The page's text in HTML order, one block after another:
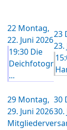
22 Montag,
22. Juni 2026
19:30 Die
Deichfotogr
...
23
23.
29 Montag,
29. Juni 2026
30
30.